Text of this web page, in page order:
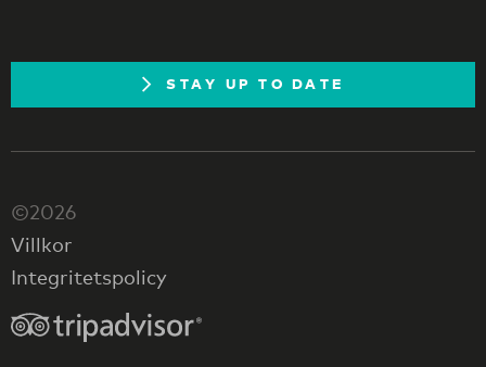
STAY UP TO DATE
©2026
Villkor
Integritetspolicy